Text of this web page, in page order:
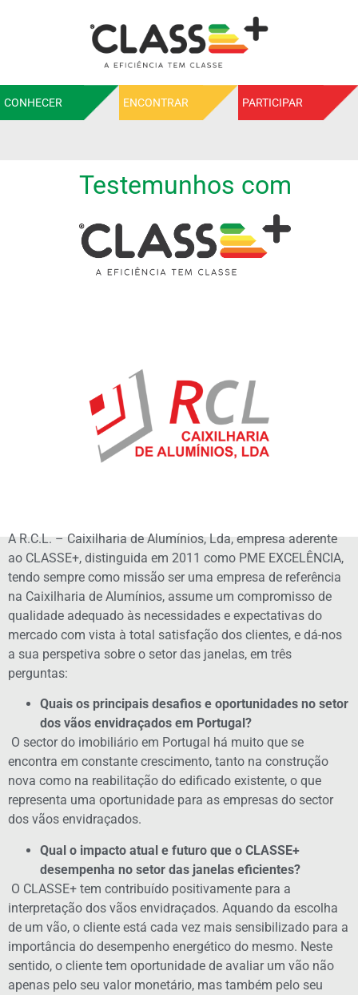
CONHECER ENCONTRAR PARTICIPAR
Testemunhos com
A R.C.L. – Caixilharia de Alumínios, Lda, empresa aderente
ao CLASSE+, distinguida em 2011 como PME EXCELÊNCIA,
tendo sempre como missão ser uma empresa de referência
na Caixilharia de Alumínios, assume um compromisso de
qualidade adequado às necessidades e expectativas do
mercado com vista à total satisfação dos clientes, e dá-nos
a sua perspetiva sobre o setor das janelas, em três
perguntas:
Quais os principais desafios e oportunidades no setor
dos vãos envidraçados em Portugal?
O sector do imobiliário em Portugal há muito que se
encontra em constante crescimento, tanto na construção
nova como na reabilitação do edificado existente, o que
representa uma oportunidade para as empresas do sector
dos vãos envidraçados.
Qual o impacto atual e futuro que o CLASSE+
desempenha no setor das janelas eficientes?
O CLASSE+ tem contribuído positivamente para a
interpretação dos vãos envidraçados. Aquando da escolha
de um vão, o cliente está cada vez mais sensibilizado para a
importância do desempenho energético do mesmo. Neste
sentido, o cliente tem oportunidade de avaliar um vão não
apenas pelo seu valor monetário, mas também pelo seu